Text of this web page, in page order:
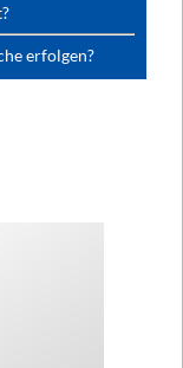
erfolgen?